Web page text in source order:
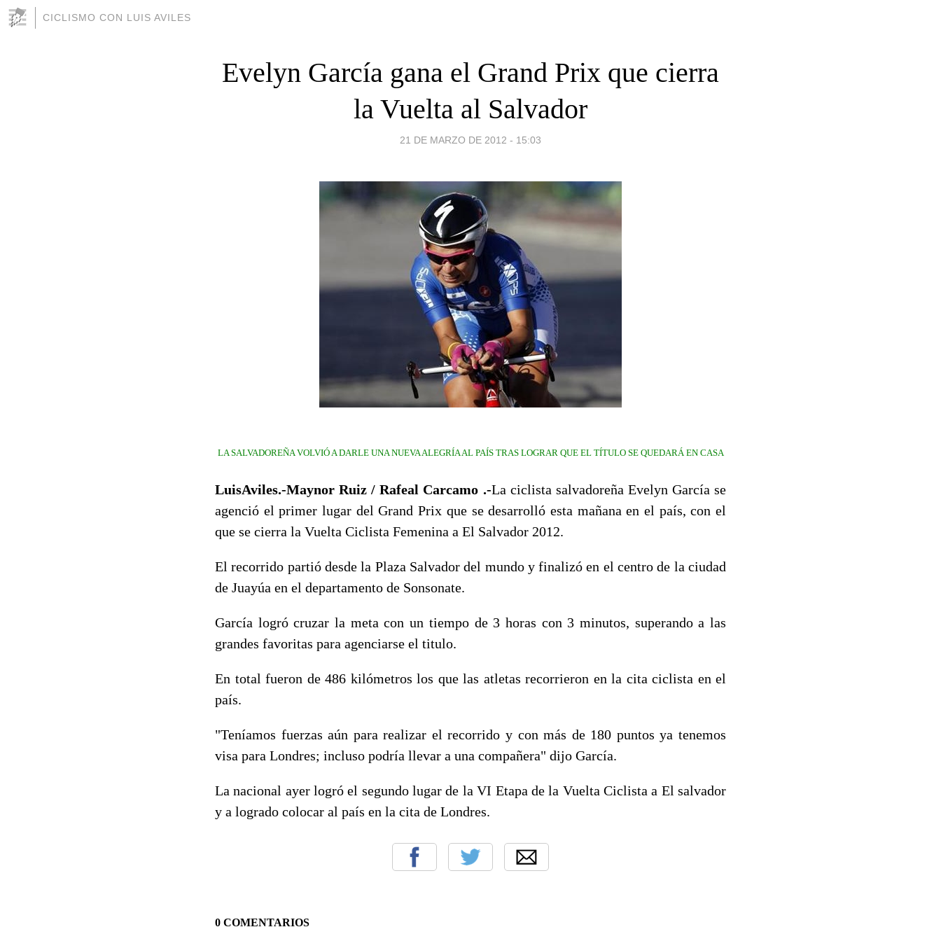
CICLISMO CON LUIS AVILES
Evelyn García gana el Grand Prix que cierra
la Vuelta al Salvador
21 DE MARZO DE 2012 - 15:03
LA SALVADOREÑA VOLVIÓ A DARLE UNA NUEVA ALEGRÍA AL PAÍS TRAS LOGRAR QUE EL TÍTULO SE QUEDARÁ EN CASA
LuisAviles.-Maynor Ruiz / Rafeal Carcamo .-La ciclista salvadoreña Evelyn García se
agenció el primer lugar del Grand Prix que se desarrolló esta mañana en el país, con el
que se cierra la Vuelta Ciclista Femenina a El Salvador 2012.
El recorrido partió desde la Plaza Salvador del mundo y finalizó en el centro de la ciudad
de Juayúa en el departamento de Sonsonate.
García logró cruzar la meta con un tiempo de 3 horas con 3 minutos, superando a las
grandes favoritas para agenciarse el titulo.
En total fueron de 486 kilómetros los que las atletas recorrieron en la cita ciclista en el
país.
"Teníamos fuerzas aún para realizar el recorrido y con más de 180 puntos ya tenemos
visa para Londres; incluso podría llevar a una compañera" dijo García.
La nacional ayer logró el segundo lugar de la VI Etapa de la Vuelta Ciclista a El salvador
y a logrado colocar al país en la cita de Londres.
0 COMENTARIOS